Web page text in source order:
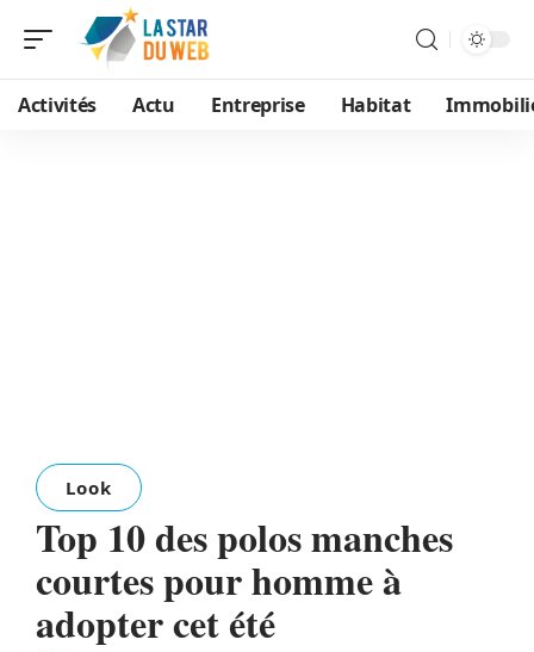
Activités Actu Entreprise Habitat
Look
Top 10 des polos manches
courtes pour homme à
adopter cet été